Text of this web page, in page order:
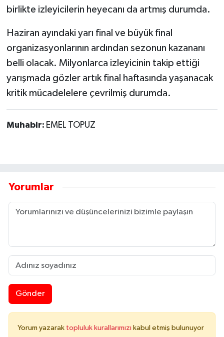
birlikte izleyicilerin heyecanı da artmış durumda.
Haziran ayındaki yarı final ve büyük final
organizasyonlarının ardından sezonun kazananı
belli olacak. Milyonlarca izleyicinin takip ettiği
yarışmada gözler artık final haftasında yaşanacak
kritik mücadelelere çevrilmiş durumda.
Muhabir: EMEL TOPUZ
Yorumlar
Gönder
Yorum yazarak topluluk kurallarımızı kabul etmiş bulunuyor